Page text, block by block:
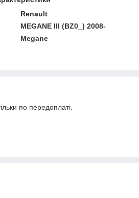
Renault
MEGANE III (BZ0_) 2008-
Megane
по передоплаті.